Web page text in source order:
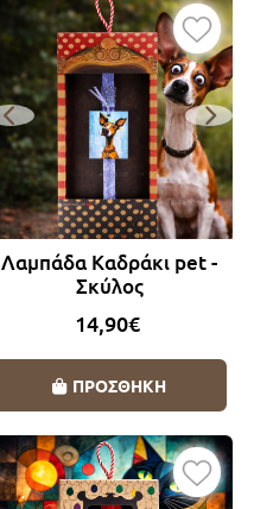
Λαμπάδα Καδράκι pet -
Σκύλος
14,90€
ΠΡΟΣΘΗΚΗ